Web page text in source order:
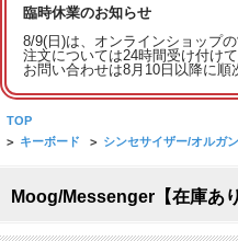
臨時休業のお知らせ
8/9(日)は、オンラインショップ
注文については24時間受け付け
お問い合わせは8月10日以降に順
TOP
> キーボード > シンセサイザー/オルガン
Moog/Messenger【在庫あり